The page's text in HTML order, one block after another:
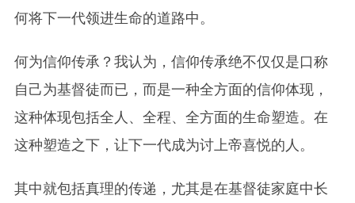
何将下一代领进生命的道路中。
何为信仰传承？我认为，信仰传承绝不仅仅是口称
自己为基督徒而已，而是一种全方面的信仰体现，
这种体现包括全人、全程、全方面的生命塑造。在
这种塑造之下，让下一代成为讨上帝喜悦的人。
其中就包括真理的传递，尤其是在基督徒家庭中长